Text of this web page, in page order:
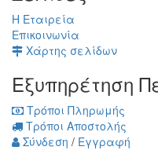
Η Εταιρεία
Επικοινωνία
Χάρτης σελίδων
Εξυπηρέτηση
Τρόποι Πληρωμής
Τρόποι Αποστολής
Σύνδεση / Εγγραφή